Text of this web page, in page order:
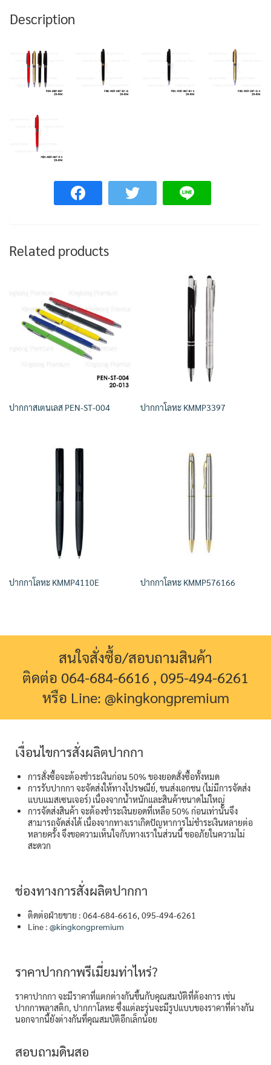
Description
Related products
ปากกาสเตนเลส PEN-ST-004 ปากกาโลหะ KMMP3397
ปากกาโลหะ KMMP4110E ปากกาโลหะ KMMP576166
สนใจสั่งซื้อ/สอบถามสินค้า
ติดต่อ 064-684-6616 , 095-494-6261
หรือ Line: @kingkongpremium
เงื่อนไขการสั่งผลิตปากกา
การสั่งซื้อจะต้องชำระเงินก่อน 50% ของยอดสั่งซื้อทั้งหมด
การรับปากกา จะจัดส่งให้ทางไปรษณีย์, ขนส่งเอกชน (ไม่มีการจัดส่ง
แบบแมสเซนเจอร์) เนื่องจากน้ำหนักและสินค้าขนาดไม่ใหญ่
การจัดส่งสินค้า จะต้องชำระเงินยอดที่เหลือ 50% ก่อนเท่านั้นจึง
สามารถจัดส่งได้ เนื่องจากทางเราเกิดปัญหาการไม่ชำระเงินหลายต่อ
หลายครั้ง จึงขอความเห็นใจกับทางเราในส่วนนี้ ขออภัยในความไม่
สะดวก
ช่องทางการสั่งผลิตปากกา
ติดต่อฝ่ายขาย : 064-684-6616, 095-494-6261
Line : @kingkongpremium
ราคาปากกาพรีเมี่ยมท่าไหร่?
ราคาปากกา จะมีราคาที่แตกต่างกันขึ้นกับคุณสมบัติที่ต้องการ เช่น
ปากกาพลาสติก, ปากกาโลหะ ซึ่งแต่ละรุ่นจะมีรูปแบบของราคาที่ต่างกัน
นอกจากนี้ยังต่างกันที่คุณสมบัติอีกเล็กน้อย
สอบถามดินสอ